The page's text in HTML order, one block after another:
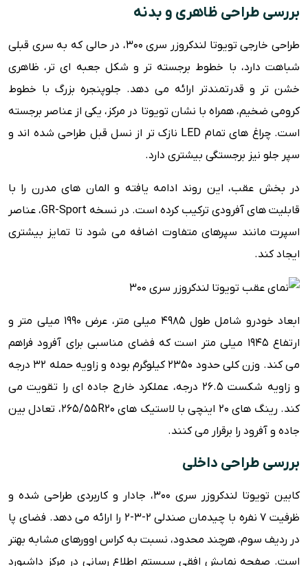
بررسی طراحی ظاهری و بدنه
طراحی خارجی تویوتا لندکروزر سری 300، در حالی که به سری قبلی
شباهت دارد، با خطوط برجسته تر و شکل جعبه ای تر، ظاهری
خشن تر و قدرتمندتر ارائه می دهد. جلوپنجره بزرگ با خطوط
کرومی ضخیم، همراه با نشان تویوتا در مرکز، یکی از عناصر برجسته
است. چراغ های تمام LED نازک تر از نسل قبل طراحی شده اند و
سپر جلو نیز برجستگی بیشتری دارد.
در بخش عقب، این روند ادامه یافته و المان های مدرن را با
قابلیت های آفرودی ترکیب کرده است. در نسخه GR-Sport، عناصر
اسپرت مانند سپرهای متفاوت اضافه می شود تا تمایز بیشتری
ایجاد کند.
ابعاد خودرو شامل طول 4985 میلی متر، عرض 1990 میلی متر و
ارتفاع 1945 میلی متر است که فضای مناسبی برای آفرود فراهم
می کند. وزن کلی حدود 2350 کیلوگرم بوده و زاویه حمله 32 درجه
و زاویه شکست 26.5 درجه، عملکرد خارج جاده ای را تقویت می
کند. رینگ های 20 اینچی با لاستیک های 265/55R20، تعادل بین
جاده و آفرود را برقرار می کنند.
بررسی طراحی داخلی
کابین تویوتا لندکروزر سری 300، جادار و کاربردی طراحی شده و
ظرفیت 7 نفره با چیدمان صندلی 2-3-2 را ارائه می دهد. فضای پا
در ردیف سوم، هرچند محدود، نسبت به کراس اوورهای مشابه بهتر
است. صفحه نمایش افقی سیستم اطلاع رسانی در مرکز داشبورد